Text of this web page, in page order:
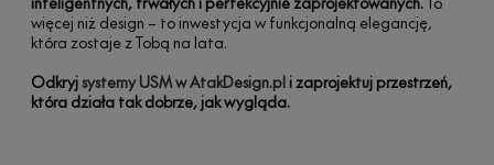
więcej niż design – to inwestycja w funkcjonalną elegancję,
która zostaje z Tobą na lata.
Odkryjsystemy USM w AtakDesign.pl i zaprojektuj przestrzeń,
która działa tak dobrze, jak wygląda.